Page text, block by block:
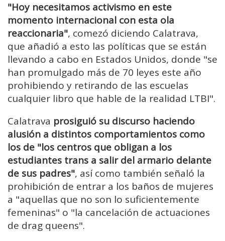
"Hoy necesitamos activismo en este
momento internacional con esta ola
reaccionaria", comezó diciendo Calatrava,
que añadió a esto las políticas que se están
llevando a cabo en Estados Unidos, donde "se
han promulgado más de 70 leyes este año
prohibiendo y retirando de las escuelas
cualquier libro que hable de la realidad LTBI".
Calatrava prosiguió su discurso haciendo
alusión a distintos comportamientos como
los de "los centros que obligan a los
estudiantes trans a salir del armario delante
de sus padres", así como también señaló la
prohibición de entrar a los baños de mujeres
a "aquellas que no son lo suficientemente
femeninas" o "la cancelación de actuaciones
de drag queens".